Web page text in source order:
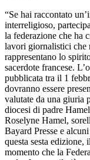
“Se hai raccontato
interreligioso,
la federazione che ha
lavori giornalistici che
rappresentano lo
sacerdote francese.
pubblicata tra il 1
dovranno essere
valutate da una giuria
diocesi di padre
Roselyne Hamel,
Bayard Presse e
questa sesta edizione,
momento che la